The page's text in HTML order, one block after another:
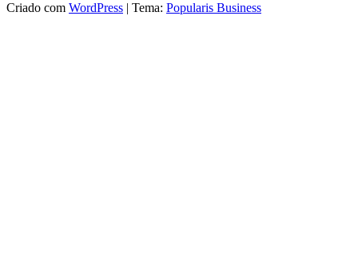
Criado com WordPress | Tema: Popularis Business